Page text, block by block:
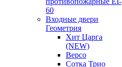
60
Входные двери
Геометрия
Хит Царга
(NEW)
Версо
Сотка Трио